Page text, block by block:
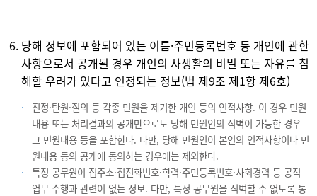
당해 정보에 포함되어 있는 이름·주민등록번호 등 개인에 관한
사항으로서 공개될 경우 개인의 사생활의 비밀 또는 자유를 침
해할 우려가 있다고 인정되는 정보(법 제9조 제1항 제6호)
진정·탄원·질의 등 각종 민원을 제기한 개인 등의 인적사항. 이 경우 민원
내용 또는 처리결과의 공개만으로도 당해 민원인의 식벽이 가능한 경우
그 민원내용 등을 포함한다. 다만, 당해 민원인이 본인의 인적사항이나 민
원내용 등의 공개에 동의하는 경우에는 제외한다.
특정 공무원이 집주소·집전화번호·학력·주민등록번호·사회경력 등 공적
업무 수행과 관련이 없는 정보. 다만, 특정 공무원을 식벽할 수 없도록 통